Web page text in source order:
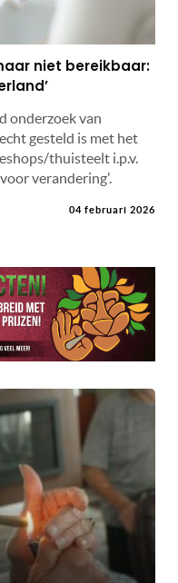
niet bereikbaar:
onderzoek van
gesteld is met het
thuisteelt i.p.v.
verandering'.
04 februari 2026